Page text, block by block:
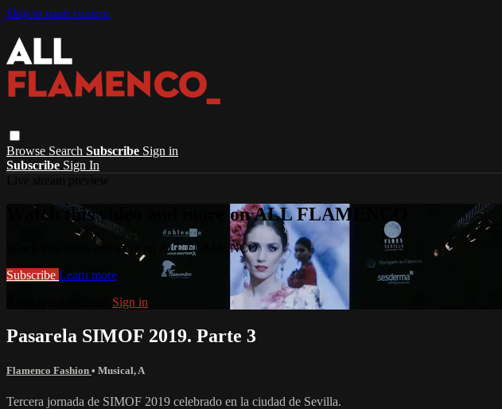
Skip to main content
Browse Search Subscribe Sign in
Subscribe Sign In
Watch this video and more on ALL FLAMENCO
Watch this video and more on ALL FLAMENCO
Subscribe Learn more
Sign in
Pasarela SIMOF 2019. Parte 3
Flamenco Fashion • Musical, A
Tercera jornada de SIMOF 2019 celebrado en la ciudad de Sevilla.